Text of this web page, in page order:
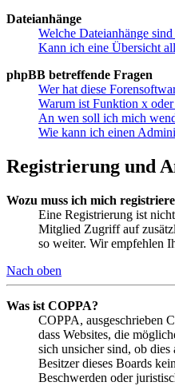
Dateianhänge
Welche Dateianhänge
Kann ich eine Übersicht
phpBB betreffende Fragen
Wer hat diese
Warum ist Funktion x
An wen soll ich mich
Wie kann ich einen
Registrierung und
Wozu muss ich mich
Eine Registrierung ist
Mitglied Zugriff auf
so weiter. Wir empfehlen
Nach oben
Was ist COPPA?
COPPA, ausgeschrieben
dass Websites, die
sich unsicher sind, ob
Besitzer dieses Boards
Beschwerden oder